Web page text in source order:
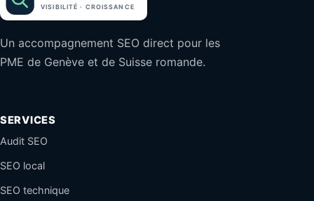
Un accompagnement SEO direct pour les
PME de Genève et de Suisse romande.
SERVICES
Audit SEO
SEO local
SEO technique